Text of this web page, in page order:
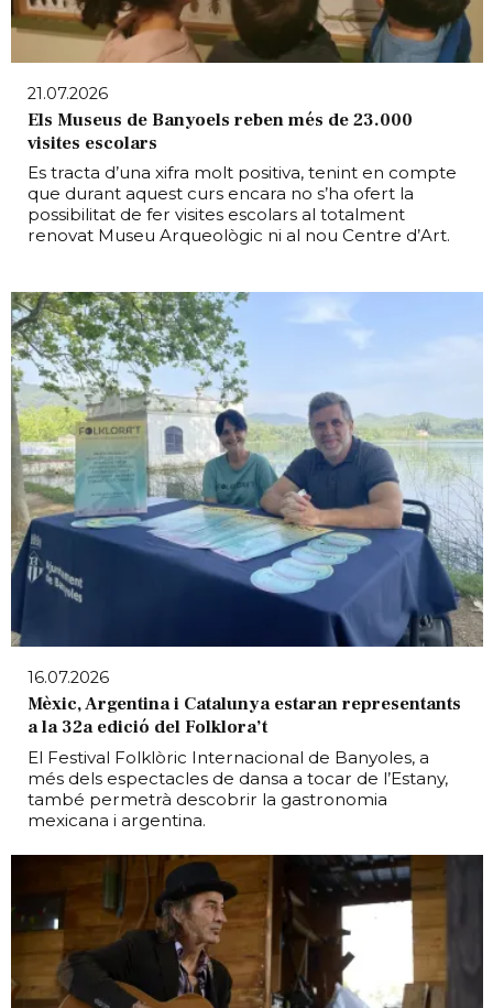
21.07.2026
Els Museus de Banyoels reben més de 23.000
visites escolars
Es tracta d’una xifra molt positiva, tenint en compte
que durant aquest curs encara no s’ha ofert la
possibilitat de fer visites escolars al totalment
renovat Museu Arqueològic ni al nou Centre d’Art.
16.07.2026
Mèxic, Argentina i Catalunya estaran representants
a la 32a edició del Folklora’t
El Festival Folklòric Internacional de Banyoles, a
més dels espectacles de dansa a tocar de l’Estany,
també permetrà descobrir la gastronomia
mexicana i argentina.